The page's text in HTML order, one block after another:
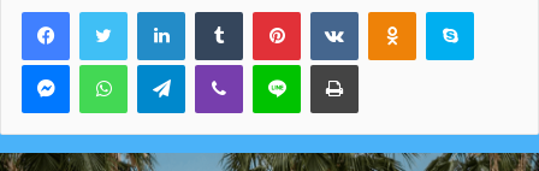
LinkedInTumblr PinterestВконтактеОдноклассники
Skype
MessengerWhatsAppTelegramViber Line Печатать